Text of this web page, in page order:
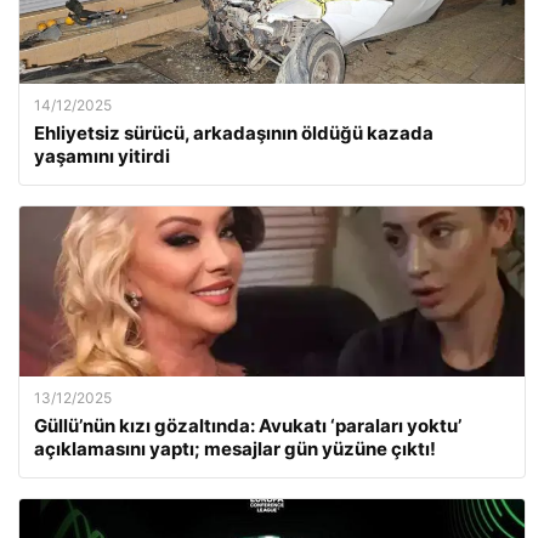
14/12/2025
Ehliyetsiz sürücü, arkadaşının öldüğü kazada
yaşamını yitirdi
13/12/2025
Güllü’nün kızı gözaltında: Avukatı ‘paraları yoktu’
açıklamasını yaptı; mesajlar gün yüzüne çıktı!